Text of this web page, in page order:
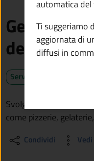
Gestire
Servizio attivo
Svolgere attività di
come pizzerie,
Condividi
automatica del
Ti suggeriamo
aggiornata di
diffusi in